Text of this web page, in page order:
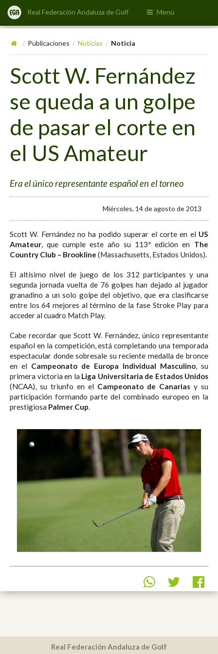
Real Federación Andaluza de Golf Menu
/ Publicaciones / Noticias / Noticia
Scott W. Fernández
se queda a un golpe
de pasar el corte en
el US Amateur
Era el único representante español en el torneo
Miércoles, 14 de agosto de 2013
Scott W. Fernández no ha podido superar el corte en el US
Amateur, que cumple este año su 113ª edición en The
Country Club – Brookline (Massachusetts, Estados Unidos).
El altísimo nivel de juego de los 312 participantes y una
segunda jornada vuelta de 76 golpes han dejado al jugador
granadino a un solo golpe del objetivo, que era clasificarse
entre los 64 mejores al término de la fase Stroke Play para
acceder al cuadro Match Play.
Cabe recordar que Scott W. Fernández, único representante
español en la competición, está completando una temporada
espectacular donde sobresale su reciente medalla de bronce
en el Campeonato de Europa Individual Masculino, su
primera victoria en la Liga Universitaria de Estados Unidos
(NCAA), su triunfo en el Campeonato de Canarias y su
participación formando parte del combinado europeo en la
prestigiosa Palmer Cup.
Real Federación Andaluza de Golf